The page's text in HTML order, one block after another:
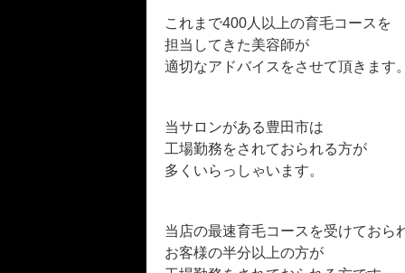
これまで400人以上の育毛コースを
担当してきた美容師が
適切なアドバイスをさせて頂きます。
当サロンがある豊田市は
工場勤務をされておられる方が
多くいらっしゃいます。
当店の最速育毛コースを受けておら
お客様の半分以上の方が